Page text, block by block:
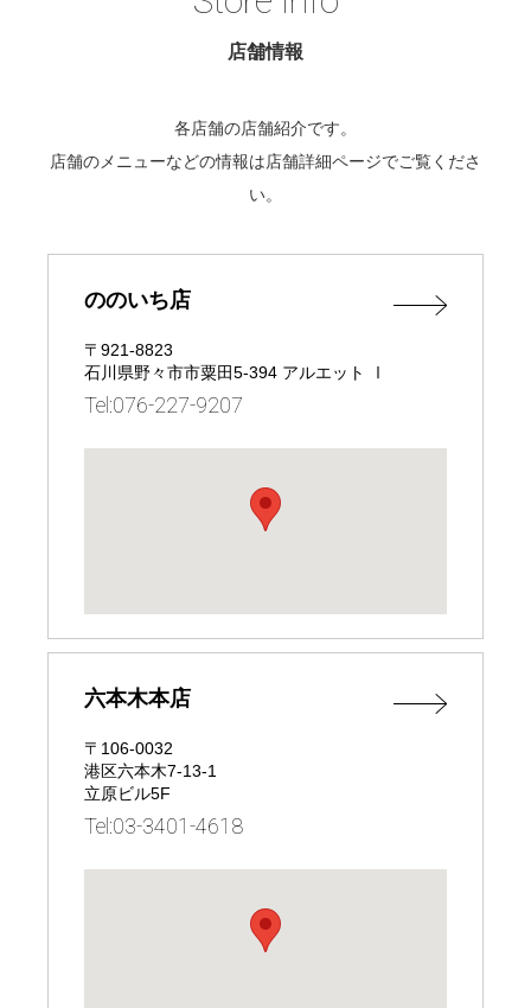
店舗情報
各店舗の店舗紹介です。
店舗のメニューなどの情報は店舗詳細ページでご覧くださ
い。
ののいち店
〒921-8823
石川県野々市市粟田5-394 アルエット Ⅰ
Tel:076-227-9207
六本木本店
〒106-0032
港区六本木7-13-1
立原ビル5F
Tel:03-3401-4618